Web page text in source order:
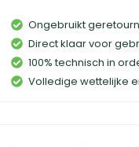
Ongebruikt
Direct klaar voor
100% technisch in
Volledige wettelijke